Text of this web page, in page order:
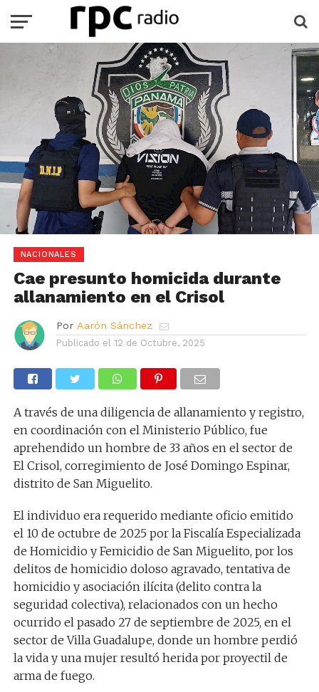
NACIONALES
Cae presunto homicida durante
allanamiento en el Crisol
Por Aarón Sánchez
Publicado el 12 de Octubre, 2025
A través de una diligencia de allanamiento y registro,
en coordinación con el Ministerio Público, fue
aprehendido un hombre de 33 años en el sector de
El Crisol, corregimiento de José Domingo Espinar,
distrito de San Miguelito.
El individuo era requerido mediante oficio emitido
el 10 de octubre de 2025 por la Fiscalía Especializada
de Homicidio y Femicidio de San Miguelito, por los
delitos de homicidio doloso agravado, tentativa de
homicidio y asociación ilícita (delito contra la
seguridad colectiva), relacionados con un hecho
ocurrido el pasado 27 de septiembre de 2025, en el
sector de Villa Guadalupe, donde un hombre perdió
la vida y una mujer resultó herida por proyectil de
arma de fuego.